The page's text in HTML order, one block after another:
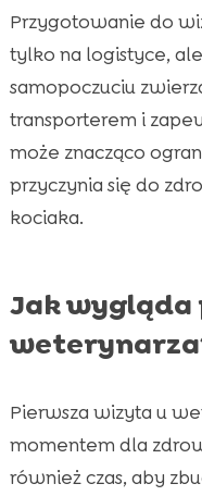
Przygotowanie do
tylko na logistyce,
samopoczuciu
transporterem i
może znacząco
przyczynia się do
kociaka.
Jak wygląda
Pierwsza wizyta u
momentem dla
również czas, aby